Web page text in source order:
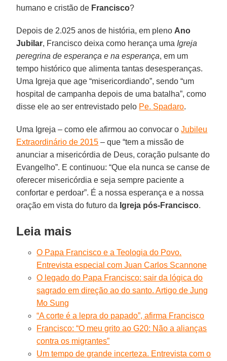
humano e cristão de Francisco?
Depois de 2.025 anos de história, em pleno Ano
Jubilar, Francisco deixa como herança uma Igreja
peregrina de esperança e na esperança, em um
tempo histórico que alimenta tantas desesperanças.
Uma Igreja que age “misericordiando”, sendo “um
hospital de campanha depois de uma batalha”, como
disse ele ao ser entrevistado pelo Pe. Spadaro.
Uma Igreja – como ele afirmou ao convocar oJubileu
Extraordinário de 2015 – que “tem a missão de
anunciar a misericórdia de Deus, coração pulsante do
Evangelho”. E continuou: “Que ela nunca se canse de
oferecer misericórdia e seja sempre paciente a
confortar e perdoar”. É a nossa esperança e a nossa
oração em vista do futuro da Igreja pós-Francisco.
Leia mais
O Papa Francisco e a Teologia do Povo.
Entrevista especial com Juan Carlos Scannone
O legado do Papa Francisco: sair da lógica do
sagrado em direção ao do santo. Artigo de Jung
Mo Sung
“A corte é a lepra do papado”, afirma Francisco
Francisco: “O meu grito ao G20: Não a alianças
contra os migrantes”
Um tempo de grande incerteza. Entrevista com o